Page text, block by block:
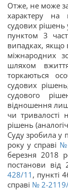
Отже, не може
характеру на
судових рішень
пунктом 3
випадках, якщо
міжнародних
шляхом
торкаються
судових
судового
відношення
чи тривалості
рішень
Суду зробила у
року у справі №
березня 2018
постанови від
428/11 , пункті
справі № 2-